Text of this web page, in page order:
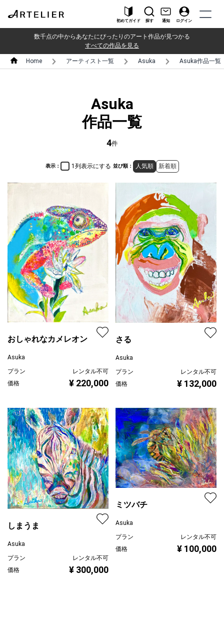
初めてガイド 探す 通知 ログイン
数千点の中からあなたにぴったりのアート作品が見つかる
すべての作品を見る
Home アーティスト一覧 Asuka Asuka作品一覧
Asuka
作品一覧
4件
表示： 1列表示にする 並び順： 人気順 新着順
おしゃれなカメレオン
Asuka
プラン
レンタル不可
価格
¥ 220,000
さる
Asuka
プラン
レンタル不可
価格
¥ 132,000
しまうま
Asuka
プラン
レンタル不可
価格
¥ 300,000
ミツバチ
Asuka
プラン
レンタル不可
価格
¥ 100,000